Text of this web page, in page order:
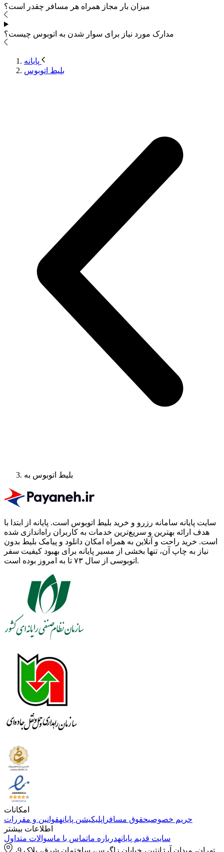
میزان بار مجاز همراه هر مسافر چقدر است؟
مدارک مورد نیاز برای سوار شدن به اتوبوس چیست؟
بلیط اتوبوس
بلیط اتوبوس به
سایت پایانه سامانه رزرو و خرید بلیط اتوبوس است. پایانه از ابتدا با
هدف ارائه بهترین و سریع‌ترین خدمات به کاربران راه‌اندازی شده
است. خرید راحت و آنلاین به همراه امکان دانلود و پیامک بلیط بدون
نیاز به چاپ آن، تنها بخشی از مسیر پایانه برای بهبود کیفیت سفر
اتوبوسی از سال ۷۳ تا به امروز بوده است.
امکانات
حریم خصوصیحقوق مسافر اپلیکیشن پایانهقوانین و مقررات
اطلاعات بیشتر
سایت قدیم پایانهدرباره ماتماس با ماسوالات متداول